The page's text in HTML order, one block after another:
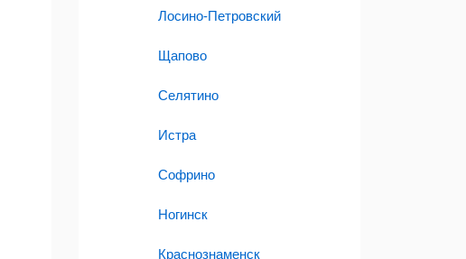
Лосино-Петровский
Щапово
Селятино
Истра
Софрино
Ногинск
Краснознаменск